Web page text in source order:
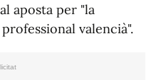
aposta per "la
valencià".